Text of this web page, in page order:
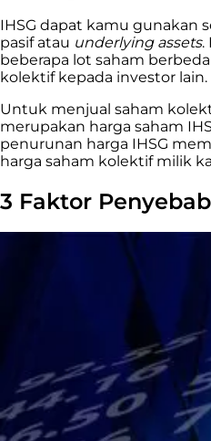
IHSG dapat kamu gunakan
pasif atau underlying assets.
beberapa lot saham
kolektif kepada investor lain.
Untuk menjual saham
merupakan harga saham
penurunan harga IHSG
harga saham kolektif milik
3 Faktor